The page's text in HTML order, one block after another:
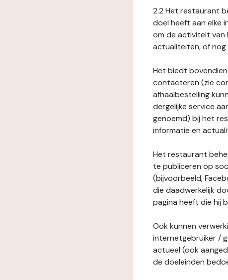
2.2 Het restaurant
doel heeft aan elke
om de activiteit van
actualiteiten, of
Het biedt
contacteren (zie
afhaalbestelling
dergelijke service
genoemd) bij het
informatie en
Het restaurant
te publiceren op
(bijvoorbeeld,
die daadwerkelijk
pagina heeft die hij
Ook kunnen
internetgebruiker /
actueel (ook
de doeleinden